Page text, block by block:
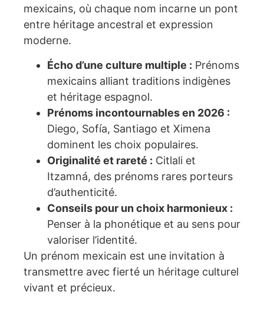
mexicains, où chaque nom incarne un pont
entre héritage ancestral et expression
moderne.
Écho d’une culture multiple : Prénoms
mexicains alliant traditions indigènes
et héritage espagnol.
Prénoms incontournables en 2026 :
Diego, Sofía, Santiago et Ximena
dominent les choix populaires.
Originalité et rareté : Citlali et
Itzamná, des prénoms rares porteurs
d’authenticité.
Conseils pour un choix harmonieux :
Penser à la phonétique et au sens pour
valoriser l’identité.
Un prénom mexicain est une invitation à
transmettre avec fierté un héritage culturel
vivant et précieux.